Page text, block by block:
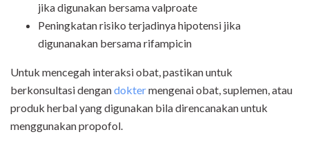
jika digunakan bersama valproate
Peningkatan risiko terjadinya hipotensi jika
digunanakan bersama rifampicin
Untuk mencegah interaksi obat, pastikan untuk
berkonsultasi dengandoktermengenai obat, suplemen, atau
produk herbal yang digunakan bila direncanakan untuk
menggunakan propofol.